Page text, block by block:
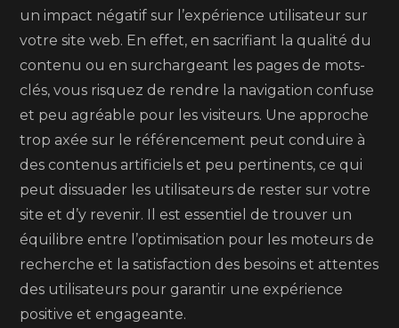
un impact négatif sur l’expérience utilisateur sur
votre site web. En effet, en sacrifiant la qualité du
contenu ou en surchargeant les pages de mots-
clés, vous risquez de rendre la navigation confuse
et peu agréable pour les visiteurs. Une approche
trop axée sur le référencement peut conduire à
des contenus artificiels et peu pertinents, ce qui
peut dissuader les utilisateurs de rester sur votre
site et d’y revenir. Il est essentiel de trouver un
équilibre entre l’optimisation pour les moteurs de
recherche et la satisfaction des besoins et attentes
des utilisateurs pour garantir une expérience
positive et engageante.